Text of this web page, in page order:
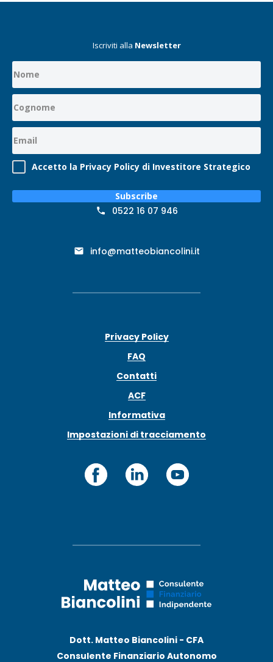
Privacy Policy
FAQ
Contatti
ACF
Informativa
Impostazioni di tracciamento
Dott. Matteo Biancolini - CFA
Consulente Finanziario Autonomo
Iscriviti alla Newsletter
Accetto la Privacy Policy di Investitore Strategico
Subscribe
0522 16 07 946
info@matteobiancolini.it